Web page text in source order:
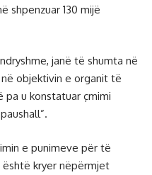
shpenzuar 130 mijë
janë të shumta në
objektivin e organit të
pa u konstatuar çmimi
e punimeve për të
është kryer nëpërmjet